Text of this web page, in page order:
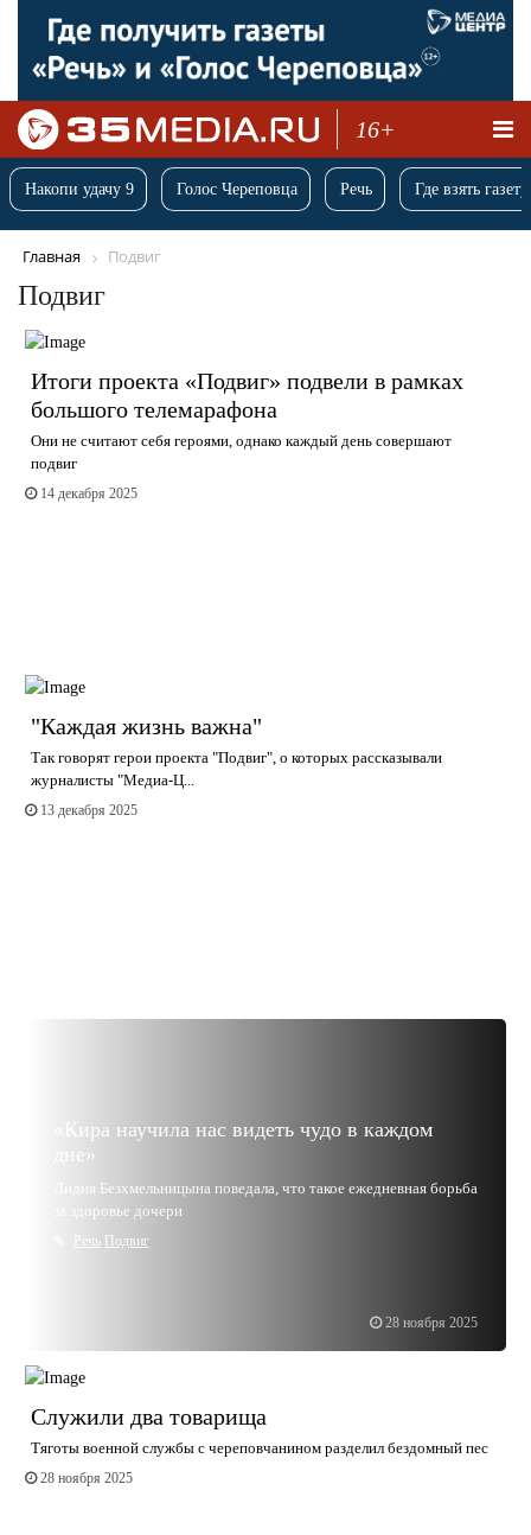
16+
Накопи удачу 9 Голос Череповца Речь Где взять
Главная Подвиг
Подвиг
Итоги проекта «Подвиг» подвели в рамках
большого телемарафона
Они не считают себя героями, однако каждый день совершают
подвиг
14 декабря 2025
"Каждая жизнь важна"
Так говорят герои проекта "Подвиг", о которых рассказывали
журналисты "Медиа-Ц...
13 декабря 2025
28 ноября 2025
«Кира научила нас видеть чудо в каждом
дне»
Лидия Безхмельницына поведала, что такое ежедневная борьба
за здоровье дочери
Речь Подвиг
Служили два товарища
Тяготы военной службы с череповчанином разделил бездомный пес
28 ноября 2025